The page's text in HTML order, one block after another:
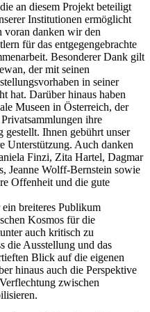
an diesem Projekt beteiligt
Institutionen ermöglicht
voran danken wir den
für das entgegengebrachte
Besonderer Dank gilt
der mit seinen
in seiner
hat. Darüber hinaus haben
Museen in Österreich, der
ihre
gestellt. Ihnen gebührt unser
Unterstützung. Auch danken
Finzi, Zita Hartel, Dagmar
Jeanne Wolff-Bernstein sowie
Offenheit und die gute
breiteres Publikum
Kosmos für die
auch kritisch zu
die Ausstellung und das
Blick auf die eigenen
hinaus auch die Perspektive
zwischen